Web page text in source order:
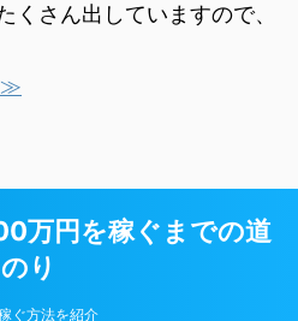
くさん出していますので、
≫
万円を稼ぐまでの道
のり
ぐ方法を紹介